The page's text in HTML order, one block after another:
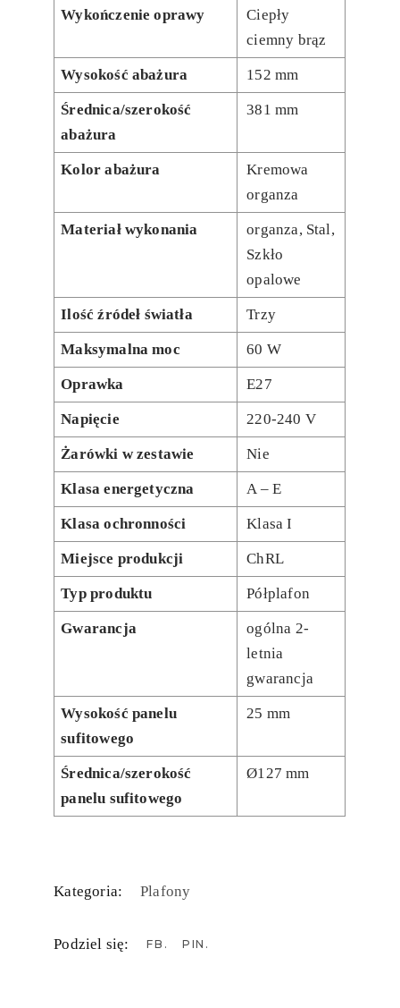
Wykończenie oprawy
Ciepły
ciemny brąz
Wysokość abażura 152 mm
Średnica/szerokość
abażura
381 mm
Kolor abażura
Kremowa
organza
Materiał wykonania
organza, Stal,
Szkło
opalowe
Ilość źródeł światła Trzy
Maksymalna moc 60 W
Oprawka E27
Napięcie 220-240 V
Żarówki w zestawie Nie
Klasa energetyczna A – E
Klasa ochronności Klasa I
Miejsce produkcji ChRL
Typ produktu Półplafon
Gwarancja
ogólna 2-
letnia
gwarancja
Wysokość panelu
sufitowego
25 mm
Średnica/szerokość
panelu sufitowego
Ø127 mm
Kategoria: Plafony
Podziel się: FB PIN